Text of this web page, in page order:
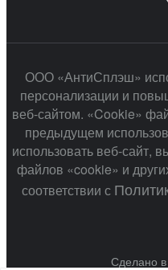
ООО «АнтиСплэш»
персонализации и
веб-сайтом. «Cookie»
предыдущем
использовать веб-сайт,
файлов «cookie» и
соответствии с
Сделано в